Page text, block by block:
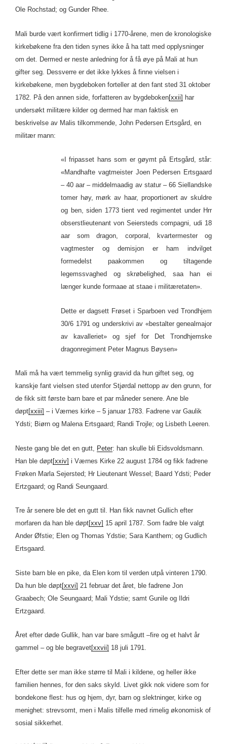
Ole Rochstad; og Gunder Rhee.
Mali burde vært konfirmert tidlig i 1770-årene, men de kronologiske
kirkebøkene fra den tiden synes ikke å ha tatt med opplysninger
om det. Dermed er neste anledning for å få øye på Mali at hun
gifter seg. Dessverre er det ikke lykkes å finne vielsen i
kirkebøkene, men bygdeboken forteller at den fant sted 31 oktober
1782. På den annen side, forfatteren av bygdeboken[xxii] har
undersøkt militære kilder og dermed har man faktisk en
beskrivelse av Malis tilkommende, John Pedersen Ertsgård, en
militær mann:
«I fripasset hans som er gøymt på Ertsgård, står:
«Mandhafte vagtmeister Joen Pedersen Ertsgaard
– 40 aar – middelmaadig av statur – 66 Siellandske
tomer høy, mørk av haar, proportionert av skuldre
og ben, siden 1773 tient ved regimentet under Hrr
obserstlieutenant von Seiersteds compagni, udi 18
aar som dragon, corporal, kvartermester og
vagtmester og demisjon er ham indvilget
formedelst paakommen og tiltagende
legemssvaghed og skrøbelighed, saa han ei
længer kunde formaae at staae i militæretaten».
Dette er dagsett Frøset i Sparboen ved Trondhjem
30/6 1791 og underskrivi av «bestalter genealmajor
av kavalleriet» og sjef for Det Trondhjemske
dragonregiment Peter Magnus Bøysen»
Mali må ha vært temmelig synlig gravid da hun giftet seg, og
kanskje fant vielsen sted utenfor Stjørdal nettopp av den grunn, for
de fikk sitt første barn bare et par måneder senere. Ane ble
døpt[xxiii] – i Værnes kirke – 5 januar 1783. Fadrene var Gaulik
Ydsti; Biørn og Malena Ertsgaard; Randi Trojle; og Lisbeth Leeren.
Neste gang ble det en gutt, Peter: han skulle bli Eidsvoldsmann.
Han ble døpt[xxiv] i Værnes Kirke 22 august 1784 og fikk fadrene
Frøken Marla Sejersted; Hr Lieutenant Wessel; Baard Ydsti; Peder
Ertzgaard; og Randi Seungaard.
Tre år senere ble det en gutt til. Han fikk navnet Gullich efter
morfaren da han ble døpt[xxv] 15 april 1787. Som fadre ble valgt
Ander Øfstie; Elen og Thomas Ydstie; Sara Kanthem; og Gudlich
Ertsgaard.
Siste barn ble en pike, da Elen kom til verden utpå vinteren 1790.
Da hun ble døpt[xxvi] 21 februar det året, ble fadrene Jon
Graabech; Ole Seungaard; Mali Ydstie; samt Gunile og Ildri
Ertzgaard.
Året efter døde Gullik, han var bare smågutt –fire og et halvt år
gammel – og ble begravet[xxvii] 18 juli 1791.
Efter dette ser man ikke større til Mali i kildene, og heller ikke
familien hennes, for den saks skyld. Livet gikk nok videre som for
bondekone flest: hus og hjem, dyr, barn og slektninger, kirke og
menighet: strevsomt, men i Malis tilfelle med rimelig økonomisk of
sosial sikkerhet.